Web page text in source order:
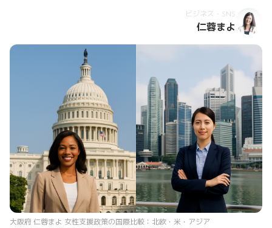
ビジネス・SNS
仁蓉まよ
大阪府 仁蓉まよ 女性支援政策の国際比較：北欧・米・アジア